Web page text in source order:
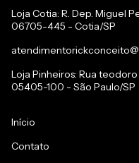
Loja Cotia: R. Dep. Miguel
06705-445 - Cotia/SP
Loja Pinheiros: Rua
05405-100 - São Paulo/SP
Início
Contato